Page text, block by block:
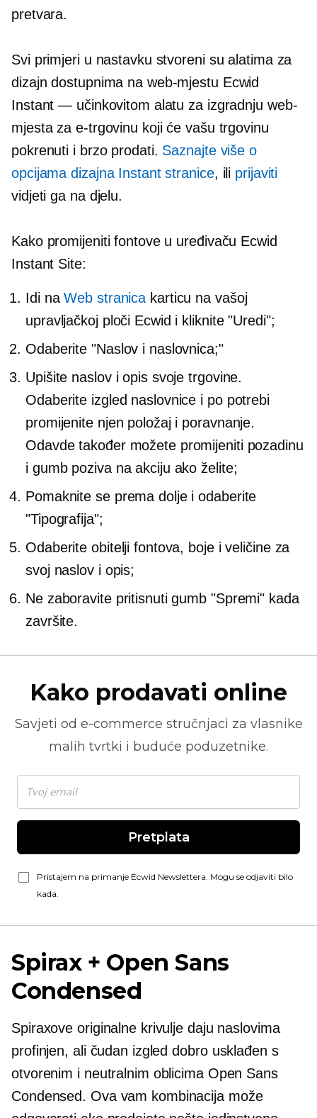
pretvara.
Svi primjeri u nastavku stvoreni su alatima za
dizajn dostupnima na web-mjestu Ecwid
Instant — učinkovitom alatu za izgradnju web-
mjesta za e-trgovinu koji će vašu trgovinu
pokrenuti i brzo prodati. Saznajte više o
opcijama dizajna Instant stranice, ili prijaviti
vidjeti ga na djelu.
Kako promijeniti fontove u uređivaču Ecwid
Instant Site:
Idi naWeb stranica karticu na vašoj
upravljačkoj ploči Ecwid i kliknite "Uredi";
Odaberite "Naslov i naslovnica;"
Upišite naslov i opis svoje trgovine.
Odaberite izgled naslovnice i po potrebi
promijenite njen položaj i poravnanje.
Odavde također možete promijeniti pozadinu
i gumb poziva na akciju ako želite;
Pomaknite se prema dolje i odaberite
"Tipografija";
Odaberite obitelji fontova, boje i veličine za
svoj naslov i opis;
Ne zaboravite pritisnuti gumb "Spremi" kada
završite.
Kako prodavati online
Savjeti od e-commerce stručnjaci za vlasnike
malih tvrtki i buduće poduzetnike.
Pretplata
Pristajem na primanje Ecwid Newslettera. Mogu se odjaviti bilo
kada.
Spirax + Open Sans
Condensed
Spiraxove originalne krivulje daju naslovima
profinjen, ali čudan izgleddobro usklađen s
otvorenim i neutralnim oblicima Open Sans
Condensed. Ova vam kombinacija može